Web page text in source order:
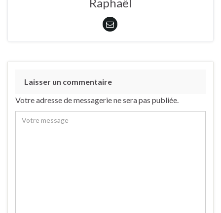
Raphaël
Laisser un commentaire
Votre adresse de messagerie ne sera pas publiée.